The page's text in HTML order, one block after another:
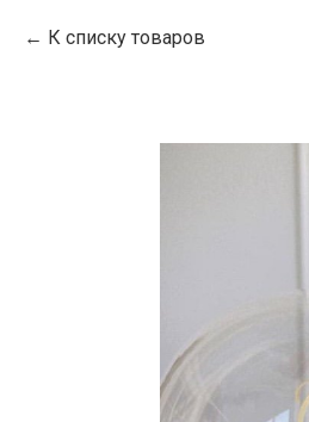
К списку товаров